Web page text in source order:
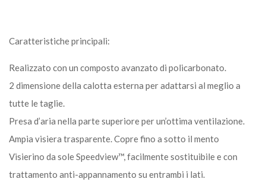
Caratteristiche principali:
Realizzato con un composto avanzato di policarbonato.
2 dimensione della calotta esterna per adattarsi al meglio a
tutte le taglie.
Presa d’aria nella parte superiore per un’ottima ventilazione.
Ampia visiera trasparente. Copre fino a sotto il mento
Visierino da sole Speedview™, facilmente sostituibile e con
trattamento anti-appannamento su entrambi i lati.